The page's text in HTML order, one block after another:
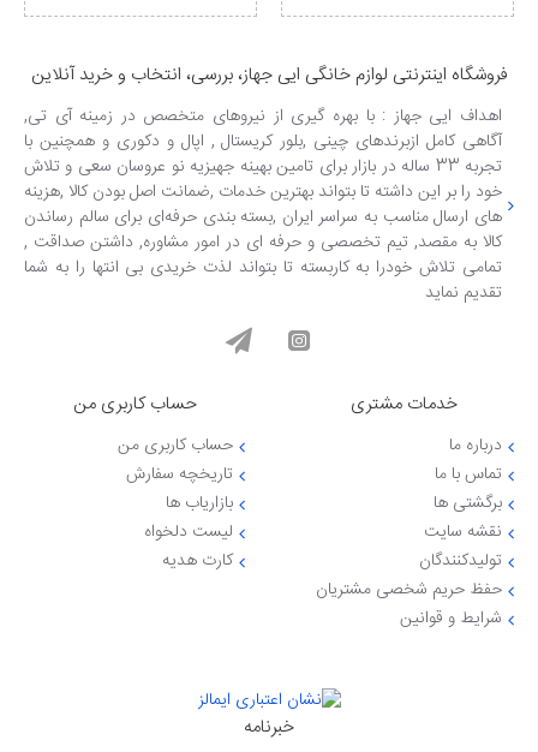
فروشگاه اینترنتی لوازم خانگی ایی جهاز، بررسی، انتخاب و خرید آنلاین
اهداف ایی جهاز : با بهره گیری از نیروهای متخصص در زمینه آی تی,
آگاهی کامل ازبرندهای چینی ,بلور کریستال , اپال و دکوری و همچنین با
تجربه 33 ساله در بازار برای تامین بهینه جهیزیه نو عروسان سعی و تلاش
خود را بر این داشته تا بتواند بهترین خدمات ,ضمانت اصل بودن کالا ,هزینه
های ارسال مناسب به سراسر ایران ,بسته بندی حرفه‌ای برای سالم رساندن
کالا به مقصد, تیم تخصصی و حرفه ای در امور مشاوره, داشتن صداقت ,
تمامی تلاش خودرا به کاربسته تا بتواند لذت خریدی بی انتها را به شما
تقدیم نماید
خدمات مشتری
درباره ما
تماس با ما
برگشتی ها
نقشه سایت
تولیدکنندگان
حفظ حریم شخصی مشتریان
شرایط و قوانین
حساب کاربری من
حساب کاربری من
تاریخچه سفارش
بازاریاب ها
لیست دلخواه
کارت هدیه
خبرنامه